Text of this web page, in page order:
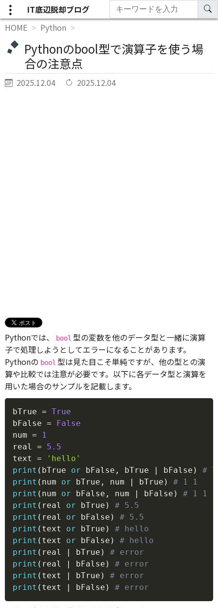
IT底辺脱却ブログ
HOME
Python
Pythonのbool型で演算子を使う場
合の注意点
2025.12.04 2025.12.04
Pythonでは、 bool 型の変数を他のデータ型と一緒に演算
子で処理しようとしてエラーになることがあります。
Pythonの bool 型は見た目こそ単純ですが、他の型との演
算や比較では注意が必要です。以下に各データ型と演算を
用いた場合のサンプルを記載します。
bTrue = True
bFalse =
False
num =
1
real =
5.5
text =
'hello'
print ( bTrue or bFalse , bTrue bFalse )
#
print ( num or bTrue , num bTrue )
# 1 1
print ( num or bFalse , num bFalse )
# 1 1
print ( real or bTrue )
# 5.5
print ( real or bFalse )
# 5.5
print ( text or bTrue )
# hello
print ( text or bFalse )
# hello
print ( real bTrue )
# error
print ( real bFalse )
# error
print ( text bTrue )
# error
print ( text bFalse ) # error